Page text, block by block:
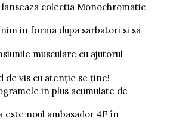
colectia Monochromatic
in forma dupa sarbatori si sa
musculare cu ajutorul
de vis cu atenție se ține!
in plus acumulate de
este noul ambasador 4F în